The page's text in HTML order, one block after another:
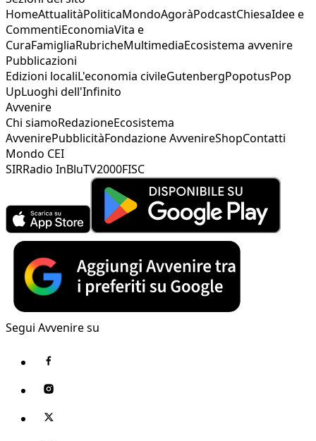
HomeAttualitàPoliticaMondoAgoràPodcastChiesaIdee e
CommentiEconomiaVita e
CuraFamigliaRubricheMultimediaEcosistema avvenire
Pubblicazioni
Edizioni localiL'economia civileGutenbergPopotusPop
UpLuoghi dell'Infinito
Avvenire
Chi siamoRedazioneEcosistema
AvvenirePubblicitàFondazione AvvenireShopContatti
Mondo CEI
SIRRadio InBluTV2000FISC
Segui Avvenire su